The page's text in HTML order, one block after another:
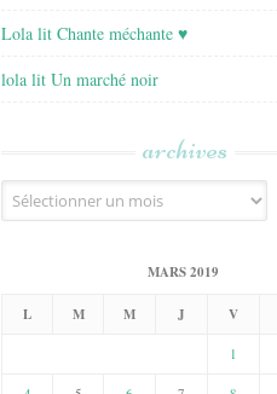
Lola lit Chante méchante ♥
lola lit Un marché noir
archives
Archives
MARS 2019
L M M J V
1